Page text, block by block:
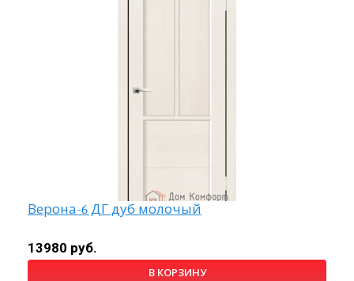
Верона-6 ДГ дуб молочый
13980 руб.
В КОРЗИНУ